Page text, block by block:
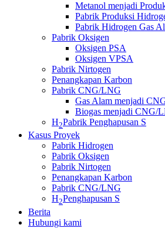
Metanol menjadi
Pabrik Produksi
Pabrik Hidrogen Gas
Pabrik Oksigen
Oksigen PSA
Oksigen VPSA
Pabrik Nirtogen
Penangkapan Karbon
Pabrik CNG/LNG
Gas Alam menjadi
Biogas menjadi CNG/
H2Pabrik Penghapusan S
Kasus Proyek
Pabrik Hidrogen
Pabrik Oksigen
Pabrik Nirtogen
Penangkapan Karbon
Pabrik CNG/LNG
H2Penghapusan S
Berita
Hubungi kami